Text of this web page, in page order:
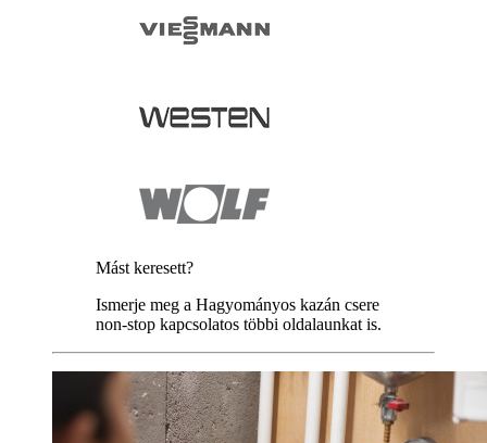
Mást keresett?
Ismerje meg a Hagyományos kazán csere
non-stop kapcsolatos többi oldalaunkat is.